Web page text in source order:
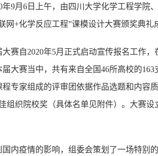
年9月6日上午，由四川大学化学工程学院
网+化学反应工程”课模设计大赛颁奖典礼
大赛自2020年5月正式启动宣传报名工作
届大赛当中，共有来自全国46所高校的
程专家组成的评审团依据作品选题和内容
组织院校奖（具体名单见附件）。大赛设
国内疫情的影响，组委会策划了一场特别